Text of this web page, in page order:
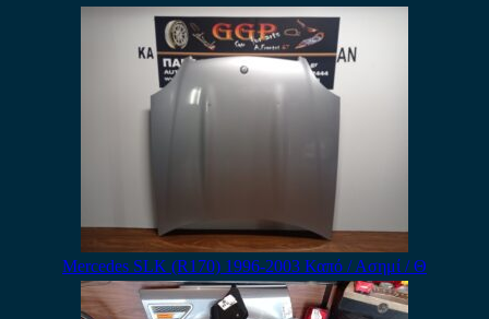
Mercedes SLK (R170) 1996-2003 Καπό / Ασημί / Θ